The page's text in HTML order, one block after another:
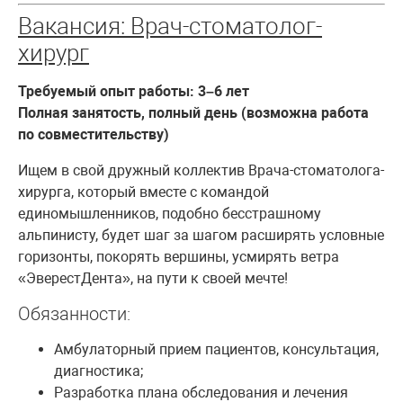
Вакансия: Врач-стоматолог-
хирург
Требуемый опыт работы: 3–6 лет
Полная занятость, полный день (возможна работа
по совместительству)
Ищем в свой дружный коллектив Врача-стоматолога-
хирурга, который вместе с командой
единомышленников, подобно бесстрашному
альпинисту, будет шаг за шагом расширять условные
горизонты, покорять вершины, усмирять ветра
«ЭверестДента», на пути к своей мечте!
Обязанности:
Амбулаторный прием пациентов, консультация,
диагностика;
Разработка плана обследования и лечения